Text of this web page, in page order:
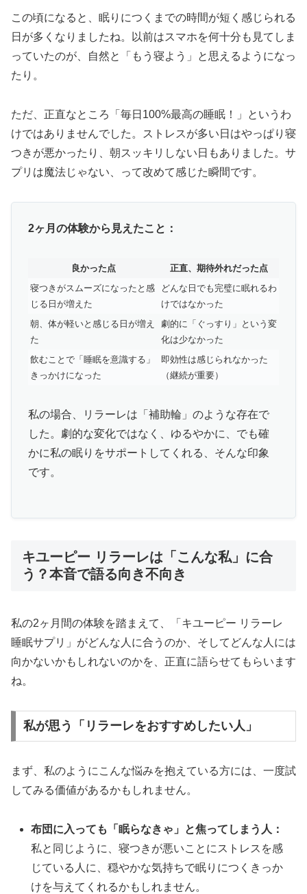
この頃になると、眠りにつくまでの時間が短く感じられる
日が多くなりましたね。以前はスマホを何十分も見てしま
っていたのが、自然と「もう寝よう」と思えるようになっ
たり。
ただ、正直なところ「毎日100%最高の睡眠！」というわ
けではありませんでした。ストレスが多い日はやっぱり寝
つきが悪かったり、朝スッキリしない日もありました。サ
プリは魔法じゃない、って改めて感じた瞬間です。
2ヶ月の体験から見えたこと：
良かった点
正直、期待外れだった点
寝つきがスムーズになったと感
じる日が増えた
どんな日でも完璧に眠れるわ
けではなかった
朝、体が軽いと感じる日が増え
た
劇的に「ぐっすり」という変
化は少なかった
飲むことで「睡眠を意識する」
きっかけになった
即効性は感じられなかった
（継続が重要）
私の場合、リラーレは「補助輪」のような存在で
した。劇的な変化ではなく、ゆるやかに、でも確
かに私の眠りをサポートしてくれる、そんな印象
です。
キユーピー リラーレは「こんな私」に合
う？本音で語る向き不向き
私の2ヶ月間の体験を踏まえて、「キユーピー リラーレ
睡眠サプリ」がどんな人に合うのか、そしてどんな人には
向かないかもしれないのかを、正直に語らせてもらいます
ね。
私が思う「リラーレをおすすめしたい人」
まず、私のようにこんな悩みを抱えている方には、一度試
してみる価値があるかもしれません。
布団に入っても「眠らなきゃ」と焦ってしまう人：
私と同じように、寝つきが悪いことにストレスを感
じている人に、穏やかな気持ちで眠りにつくきっか
けを与えてくれるかもしれません。